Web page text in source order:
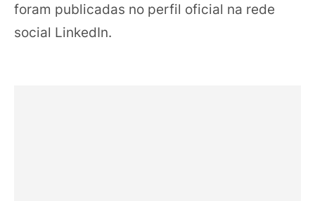
foram publicadas no perfil oficial na rede
social LinkedIn.